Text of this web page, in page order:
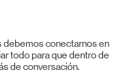
debemos conectarnos en
todo para que dentro de
de conversación.